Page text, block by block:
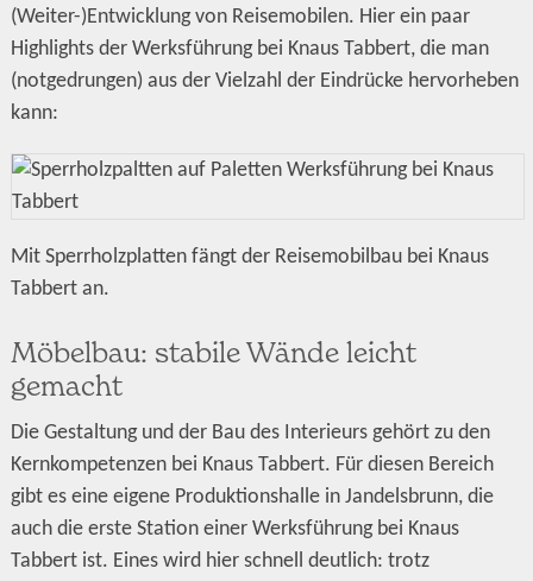
(Weiter-)Entwicklung von Reisemobilen. Hier ein paar
Highlights der Werksführung bei Knaus Tabbert, die man
(notgedrungen) aus der Vielzahl der Eindrücke hervorheben
kann:
Mit Sperrholzplatten fängt der Reisemobilbau bei Knaus
Tabbert an.
Möbelbau: stabile Wände leicht
gemacht
Die Gestaltung und der Bau des Interieurs gehört zu den
Kernkompetenzen bei Knaus Tabbert. Für diesen Bereich
gibt es eine eigene Produktionshalle in Jandelsbrunn, die
auch die erste Station einer Werksführung bei Knaus
Tabbert ist. Eines wird hier schnell deutlich: trotz